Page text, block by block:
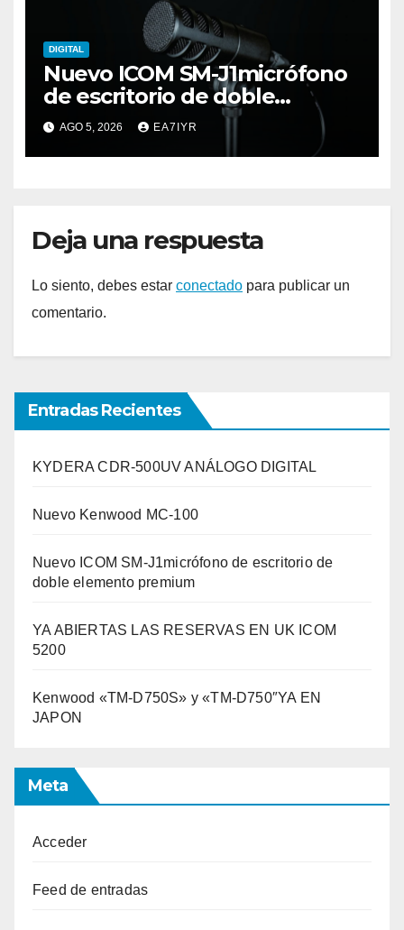
DIGITAL
Nuevo ICOM SM-J1micrófono
de escritorio de doble
elemento premium
AGO 5, 2026 EA7IYR
Deja una respuesta
Lo siento, debes estar conectado para publicar un
comentario.
Entradas Recientes
KYDERA CDR-500UV ANÁLOGO DIGITAL
Nuevo Kenwood MC-100
Nuevo ICOM SM-J1micrófono de escritorio de
doble elemento premium
YA ABIERTAS LAS RESERVAS EN UK ICOM
5200
Kenwood «TM-D750S» y «TM-D750″YA EN
JAPON
Meta
Acceder
Feed de entradas